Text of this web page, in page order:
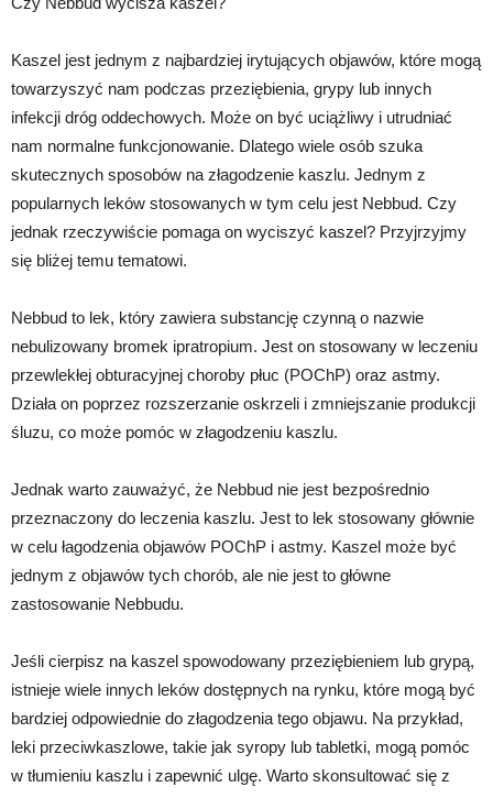
Kaszel jest jednym z najbardziej irytujących objawów, które mogą
towarzyszyć nam podczas przeziębienia, grypy lub innych
infekcji dróg oddechowych. Może on być uciążliwy i utrudniać
nam normalne funkcjonowanie. Dlatego wiele osób szuka
skutecznych sposobów na złagodzenie kaszlu. Jednym z
popularnych leków stosowanych w tym celu jest Nebbud. Czy
jednak rzeczywiście pomaga on wyciszyć kaszel? Przyjrzyjmy
się bliżej temu tematowi.
Nebbud to lek, który zawiera substancję czynną o nazwie
nebulizowany bromek ipratropium. Jest on stosowany w leczeniu
przewlekłej obturacyjnej choroby płuc (POChP) oraz astmy.
Działa on poprzez rozszerzanie oskrzeli i zmniejszanie produkcji
śluzu, co może pomóc w złagodzeniu kaszlu.
Jednak warto zauważyć, że Nebbud nie jest bezpośrednio
przeznaczony do leczenia kaszlu. Jest to lek stosowany głównie
w celu łagodzenia objawów POChP i astmy. Kaszel może być
jednym z objawów tych chorób, ale nie jest to główne
zastosowanie Nebbudu.
Jeśli cierpisz na kaszel spowodowany przeziębieniem lub grypą,
istnieje wiele innych leków dostępnych na rynku, które mogą być
bardziej odpowiednie do złagodzenia tego objawu. Na przykład,
leki przeciwkaszlowe, takie jak syropy lub tabletki, mogą pomóc
w tłumieniu kaszlu i zapewnić ulgę. Warto skonsultować się z